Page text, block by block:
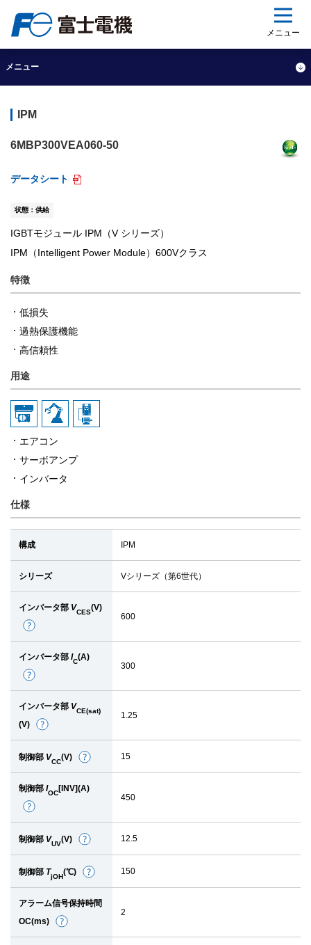
メニュー
メニュー
IPM
6MBP300VEA060-50
データシート
状態：供給
IGBTモジュール IPM（V シリーズ）
IPM（Intelligent Power Module）600Vクラス
特徴
低損失
過熱保護機能
高信頼性
用途
エアコン
サーボアンプ
インバータ
仕様
構成 IPM
シリーズ Vシリーズ（第6世代）
インバータ部 VCES(V)
詳
細
600
インバータ部 IC(A)
詳
細
300
インバータ部 VCE(sat)
(V)
詳
細
1.25
制御部 VCC(V)
詳
細
15
制御部 IOC[INV](A)
詳
細
450
制御部 VUV(V)
詳
細
12.5
制御部 TjOH(℃)
詳
細
150
アラーム信号保持時間
OC(ms)
詳
細
2